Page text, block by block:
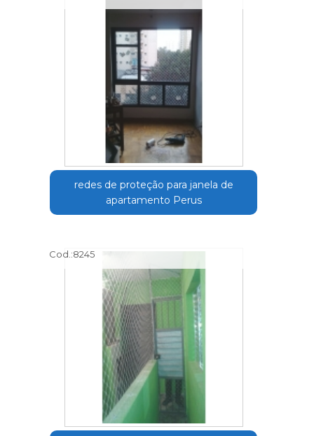
redes de proteção para janela de
apartamento Perus
Cod.:8245